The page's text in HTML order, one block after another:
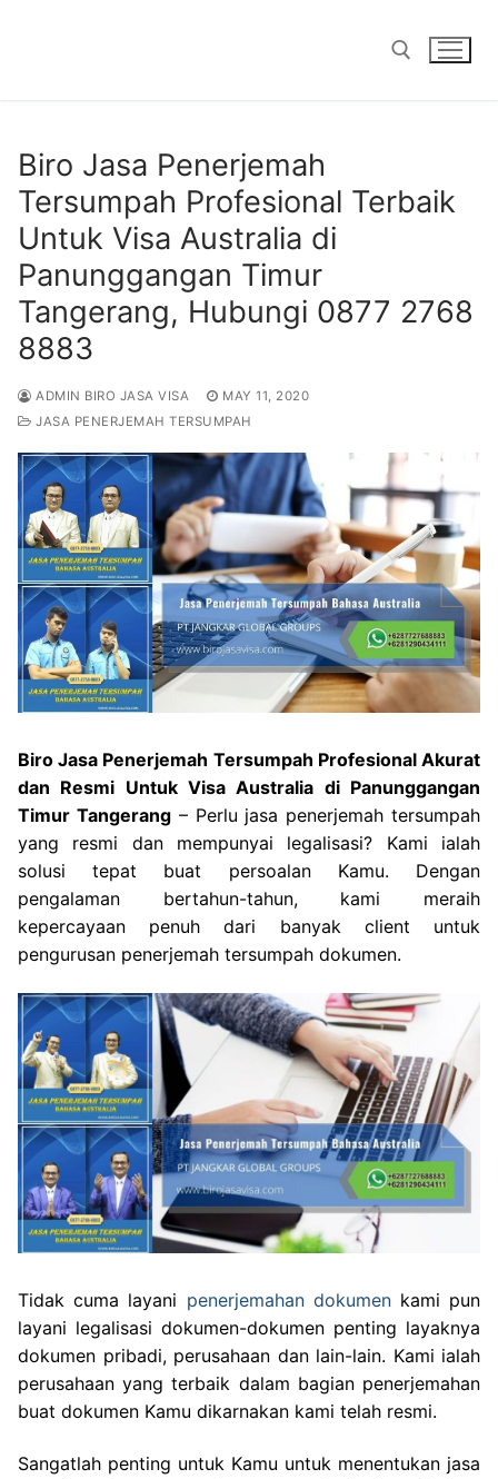
Biro Jasa Penerjemah
Tersumpah Profesional Terbaik
Untuk Visa Australia di
Panunggangan Timur
Tangerang, Hubungi 0877 2768
8883
ADMIN BIRO JASA VISA
MAY 11, 2020
JASA PENERJEMAH TERSUMPAH
Biro Jasa Penerjemah Tersumpah Profesional Akurat
dan Resmi Untuk Visa Australia di Panunggangan
Timur Tangerang– Perlu jasa penerjemah tersumpah
yang resmi dan mempunyai legalisasi? Kami ialah
solusi tepat buat persoalan Kamu. Dengan
pengalaman bertahun-tahun, kami meraih
kepercayaan penuh dari banyak client untuk
pengurusan penerjemah tersumpah dokumen.
Tidak cuma layani penerjemahan dokumenkami pun
layani legalisasi dokumen-dokumen penting layaknya
dokumen pribadi, perusahaan dan lain-lain. Kami ialah
perusahaan yang terbaik dalam bagian penerjemahan
buat dokumen Kamu dikarnakan kami telah resmi.
Sangatlah penting untuk Kamu untuk menentukan jasa